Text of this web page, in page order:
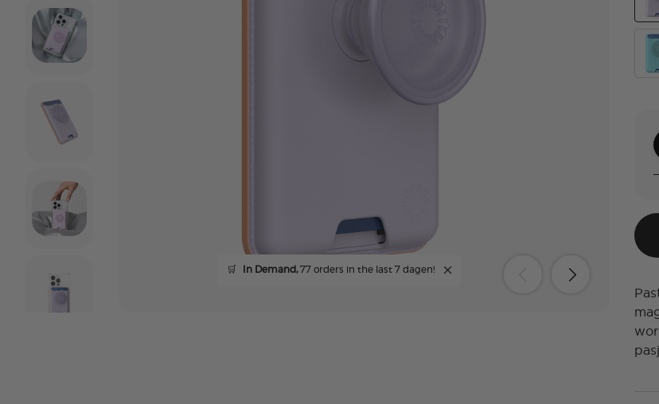
🛒 In Demand,77 orders in the last 7 dagen!